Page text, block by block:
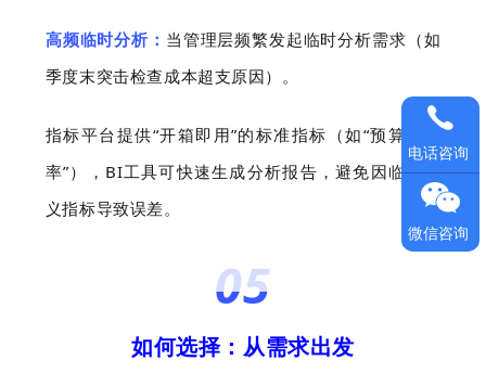
高频临时分析： 当管理层频繁发起临时分析需求（如
季度末突击检查成本超支原因）。
指标平台提供“开箱即用”的标准指标（如“预算执行
率”），BI工具可快速生成分析报告，避免因临时定
义指标导致误差。
05
如何选择：从需求出发
电话咨询
微信咨询